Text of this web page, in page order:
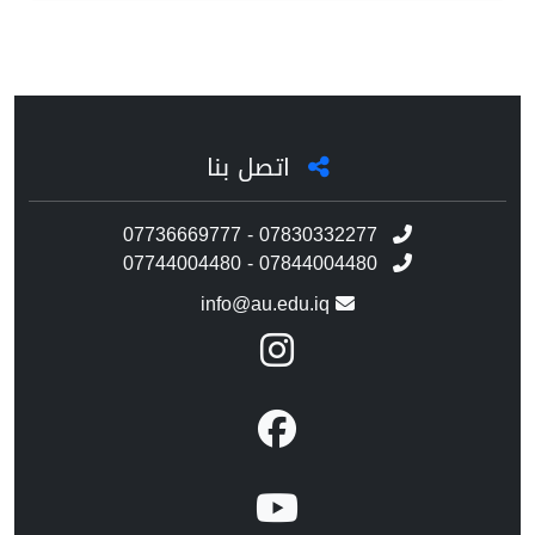
اتصل بنا
07736669777 - 07830332277
07744004480 - 07844004480
info@au.edu.iq